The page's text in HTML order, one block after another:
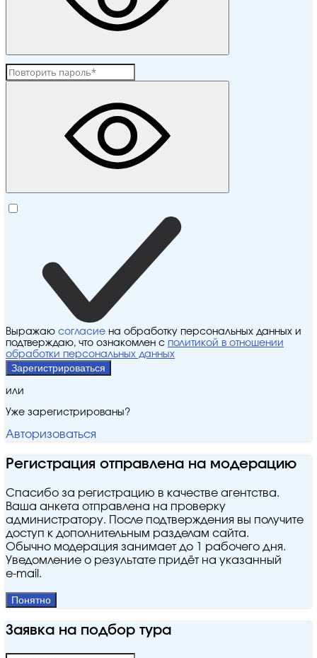
Выражаю согласие на обработку персональных данных и
подтверждаю, что ознакомлен с политикой в отношении
обработки персональных данных
Зарегистрироваться
или
Уже зарегистрированы?
Авторизоваться
Регистрация отправлена на модерацию
Спасибо за регистрацию в качестве агентства.
Ваша анкета отправлена на проверку
администратору. После подтверждения вы получите
доступ к дополнительным разделам сайта.
Обычно модерация занимает до 1 рабочего дня.
Уведомление о результате придёт на указанный
e‑mail.
Понятно
Заявка на подбор тура